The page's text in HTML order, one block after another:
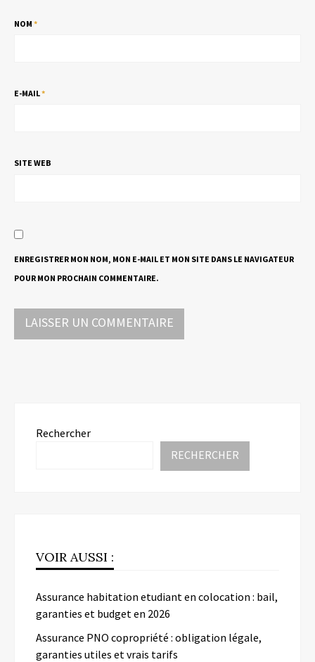
NOM *
E-MAIL*
SITE WEB
ENREGISTRER MON NOM, MON E-MAIL ET MON SITE DANS LE NAVIGATEUR
POUR MON PROCHAIN COMMENTAIRE.
Rechercher
RECHERCHER
VOIR AUSSI :
Assurance habitation etudiant en colocation : bail,
garanties et budget en 2026
Assurance PNO copropriété : obligation légale,
garanties utiles et vrais tarifs